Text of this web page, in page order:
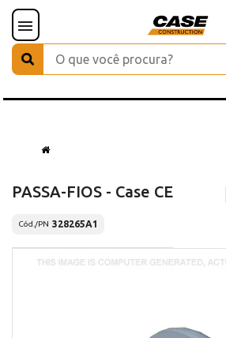
PASSA-FIOS - Case CE
Cód./PN 328265A1